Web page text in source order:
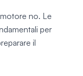
no. Le
per
il